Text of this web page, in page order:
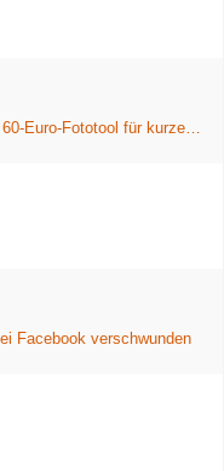
Alternative für Adobe Lightroom: 60-Euro-Fototool für kurze Zeit völlig kostenlos
Facebook verschwunden